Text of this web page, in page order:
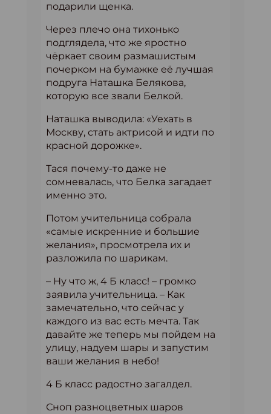
подарили щенка.
Через плечо она тихонько
подглядела, что же яростно
чёркает своим размашистым
почерком на бумажке её лучшая
подруга Наташка Белякова,
которую все звали Белкой.
Наташка выводила: «Уехать в
Москву, стать актрисой и идти по
красной дорожке».
Тася почему-то даже не
сомневалась, что Белка загадает
именно это.
Потом учительница собрала
«самые искренние и большие
желания», просмотрела их и
разложила по шарикам.
– Ну что ж, 4 Б класс! – громко
заявила учительница. – Как
замечательно, что сейчас у
каждого из вас есть мечта. Так
давайте же теперь мы пойдем на
улицу, надуем шары и запустим
ваши желания в небо!
4 Б класс радостно загалдел.
Сноп разноцветных шаров